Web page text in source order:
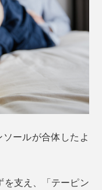
ールが合体したよ
を支え、「テーピン